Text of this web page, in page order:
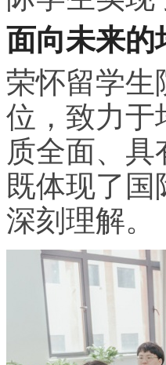
面向未来的
荣怀留学生
位，致力于
质全面、
既体现了
深刻理解。